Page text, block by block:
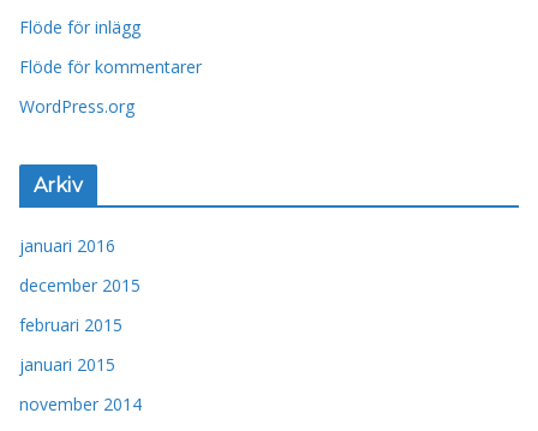
Flöde för inlägg
Flöde för kommentarer
WordPress.org
Arkiv
januari 2016
december 2015
februari 2015
januari 2015
november 2014